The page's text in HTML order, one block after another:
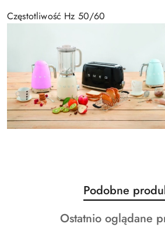
Częstotliwość Hz 50/60
Pomiń karuzelę produktów
Produkty
o
statusie:
Podobne
Produkty
Ostatnio oglądane